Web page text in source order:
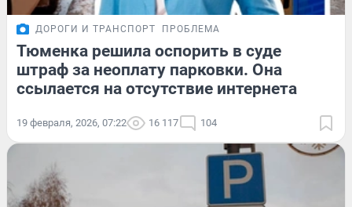
ДОРОГИ И ТРАНСПОРТ ПРОБЛЕМА
Тюменка решила оспорить в суде
штраф за неоплату парковки. Она
ссылается на отсутствие интернета
19 февраля, 2026, 07:22 16 117 104